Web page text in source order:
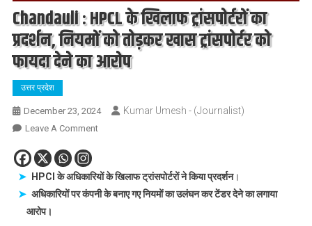
Chandauli : HPCL के खिलाफ ट्रांसपोर्टरों का
प्रदर्शन, नियमों को तोड़कर खास ट्रांसपोर्टर को
फायदा देने का आरोप
उत्तर प्रदेश
December 23, 2024 Kumar Umesh - (Journalist)
Leave A CommentOn
HPCL
के
HPCl के अधिकारियों के खिलाफ ट्रांसपोर्टरों ने किया प्रदर्शन।
अधिकारियों पर कंपनी के बनाए गए नियमों का उलंघन कर टेंडर देने का लगाया
आरोप।